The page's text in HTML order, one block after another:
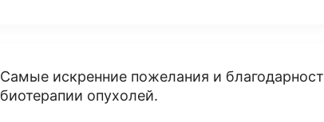
Самые искренние пожелания и
биотерапии опухолей.